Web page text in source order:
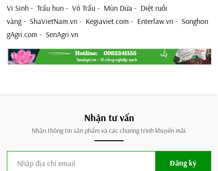
Vi Sinh - Trấu hun - Vỏ Trấu - Mùn Dừa - Diệt ruồi
vàng - ShaVietNam.vn - Kegiaviet.com - Enterlaw.vn - Songhon
gAgri.com - SenAgri.vn
Nhận tư vấn
Nhận thông tin sản phẩm và các chương trình khuyến mãi.
Đăng ký